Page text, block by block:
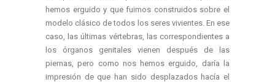
hemos erguido y que fuimos construidos sobre el
modelo clásico de todos los seres vivientes. En ese
caso, las últimas vértebras, las correspondientes a
los órganos genitales vienen después de las
piernas, pero como nos hemos erguido, daría la
impresión de que han sido desplazados hacía el